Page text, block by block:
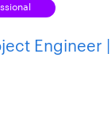
Engineer